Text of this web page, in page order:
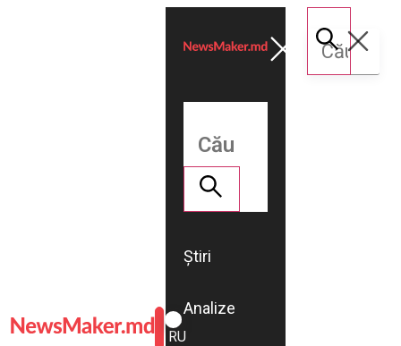
ROMÂNĂ
RU
Știri
Analize